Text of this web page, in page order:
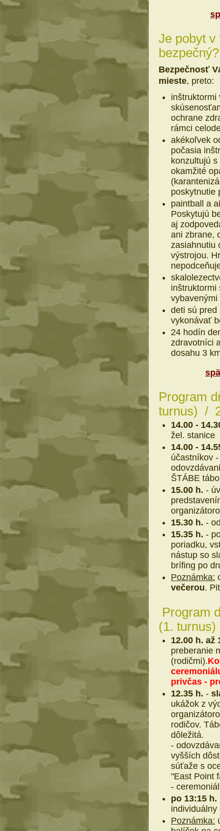
Je pobyt v
bezpečný?
Bezpečnosť
mieste, preto:
inštruktormi
ochrane
rámci
akékoľvek
počasia
konzultujú
okamžité
poskytnutie
paintball a
Poskytujú
aj
ani zbrane,
zasiahnutiu
výstrojou.
inštruktormi
deti sú pred
vykonávať
24 hodín
zdravotníci
dosahu 3
Program
turnus) /
14.00 -
žel. stanice
14.00 -
účastníkov
ŠTÁBE
15.00 h. -
15.30 h. -
15.35 h. -
poriadku,
nástup so
brífing po
Poznámka:
večerou.
Program
(1.
12.00 h. až
preberanie
(rodičmi).
privčas -
12.35 h. -
ukážok z
rodičov.
dôležitá.
-
vyšších
súťaže s
"East Point
-
po 13:15 h.
individuálny
Poznámka: